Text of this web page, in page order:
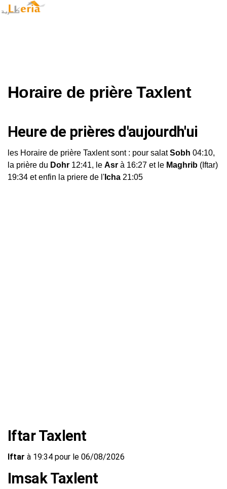
Horaire de prière Taxlent
Heure de prières d'aujourdh'ui
les Horaire de prière Taxlent sont : pour salatSobh 04:10,
la prière du Dohr 12:41, le Asr à 16:27 et le Maghrib (Iftar)
19:34 et enfin la priere de l' Icha 21:05
Iftar Taxlent
Iftar à 19:34 pour le 06/08/2026
Imsak Taxlent